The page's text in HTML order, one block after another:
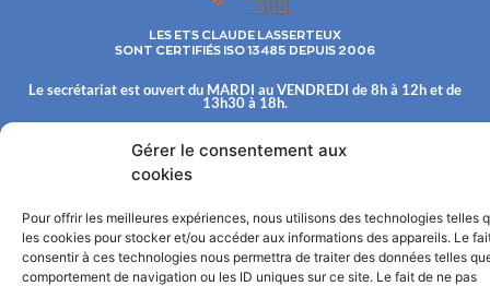
Gérer le consentement aux
cookies
Pour offrir les meilleures expériences, nous utilisons des technologies telles
les cookies pour stocker et/ou accéder aux informations des appareils. Le
consentir à ces technologies nous permettra de traiter des données telles
comportement de navigation ou les ID uniques sur ce site. Le fait de ne pas
LES ETS CLAUDE LASSERTEUX
SONT CERTIFIÉS ISO 13485 DEPUIS 2006
Le secrétariat est ouvert du MARDI au VENDREDI de 8h à 12h et de
13h30 à 18h.
uniquement aux distributeurs.
TOUS DROITS RESERVÉS : ÉTABLISSEMENTS CLAUDE LASSERTEUX, S.A. AU